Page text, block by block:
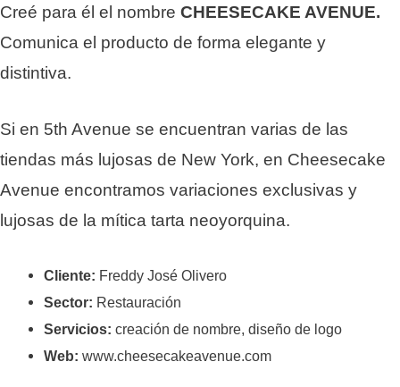
Creé para él el nombre CHEESECAKE AVENUE.
Comunica el producto de forma elegante y
distintiva.
Si en 5th Avenue se encuentran varias de las
tiendas más lujosas de New York, en Cheesecake
Avenue encontramos variaciones exclusivas y
lujosas de la mítica tarta neoyorquina.
Cliente: Freddy José Olivero
Sector: Restauración
Servicios: creación de nombre, diseño de logo
Web: www.cheesecakeavenue.com